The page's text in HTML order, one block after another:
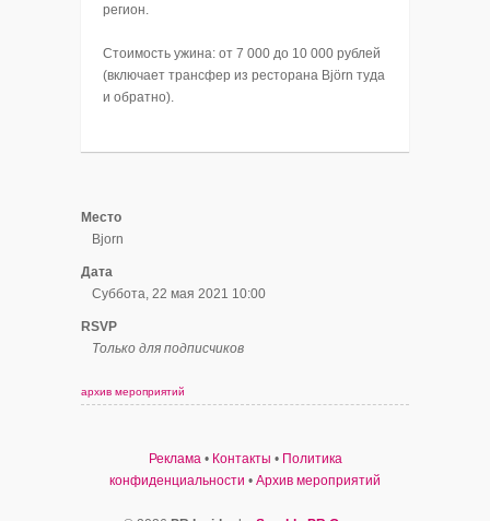
регион.
Стоимость ужина: от 7 000 до 10 000 рублей
(включает трансфер из ресторана Björn туда
и обратно).
Место
Bjorn
Дата
Суббота, 22 мая 2021 10:00
RSVP
Только для подписчиков
архив мероприятий
Реклама• Контакты • Политика
конфиденциальности • Архив мероприятий